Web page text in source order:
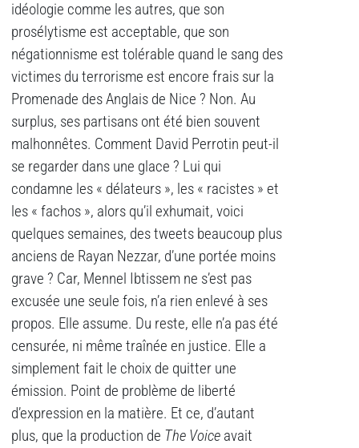
idéologie comme les autres, que son
prosélytisme est acceptable, que son
négationnisme est tolérable quand le sang des
victimes du terrorisme est encore frais sur la
Promenade des Anglais de Nice ? Non. Au
surplus, ses partisans ont été bien souvent
malhonnêtes. Comment David Perrotin peut-il
se regarder dans une glace ? Lui qui
condamne les « délateurs », les « racistes » et
les « fachos », alors qu’il exhumait, voici
quelques semaines, des tweets beaucoup plus
anciens de Rayan Nezzar, d’une portée moins
grave ? Car, Mennel Ibtissem ne s’est pas
excusée une seule fois, n’a rien enlevé à ses
propos. Elle assume. Du reste, elle n’a pas été
censurée, ni même traînée en justice. Elle a
simplement fait le choix de quitter une
émission. Point de problème de liberté
d’expression en la matière. Et ce, d’autant
plus, que la production de The Voice avait